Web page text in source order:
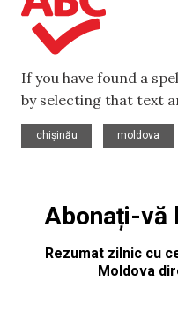
If you have found a
by selecting that text
chișinău
moldova
Abonați-vă
Rezumat zilnic cu
Moldova